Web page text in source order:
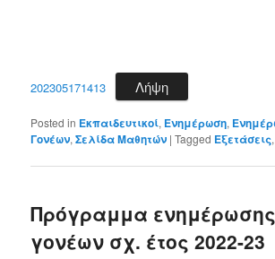
202305171413 Λήψη
Posted in Εκπαιδευτικοί, Ενημέρωση,
Γονέων,Σελίδα Μαθητών |Tagged Εξετάσεις
Πρόγραμμα ενημέρωσης
γονέων σχ. έτος 2022-23